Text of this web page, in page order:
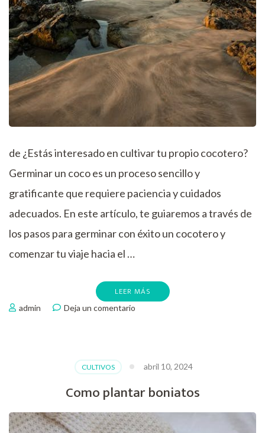
de ¿Estás interesado en cultivar tu propio cocotero?
Germinar un coco es un proceso sencillo y
gratificante que requiere paciencia y cuidados
adecuados. En este artículo, te guiaremos a través de
los pasos para germinar con éxito un cocotero y
comenzar tu viaje hacia el …
LEER MÁS
admin Deja un comentario
CULTIVOS abril 10, 2024
Como plantar boniatos